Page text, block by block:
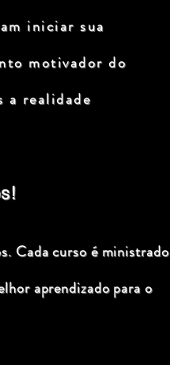
iniciar sua
motivador do
a realidade
Cada curso é ministrado
aprendizado para o